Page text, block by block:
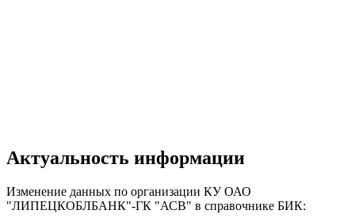
Актуальность информации
Изменение данных по организации КУ ОАО
"ЛИПЕЦКОБЛБАНК"-ГК "АСВ" в справочнике БИК: